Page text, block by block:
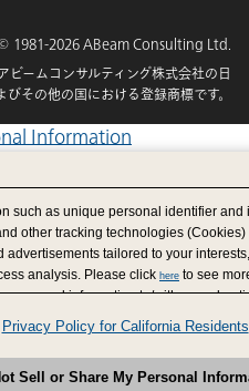
1981-2026 ABeam Consulting Ltd.
ームコンサルティング株式会社の日
びその他の国における登録商標です。
Information
such as unique personal identifier
other tracking technologies
advertisements tailored to your
analysis. Please click here to see
personal information to/with our
partners may combine the data shared
have collected from your use of their
delivered to you by businesses
share of your personal information by
Privacy Policy for California Residents
Sell or Share My Personal